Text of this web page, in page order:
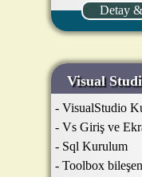
Detay
Visual
- VisualStudio
- Vs Giriş ve
- Sql Kurulum
- Toolbox